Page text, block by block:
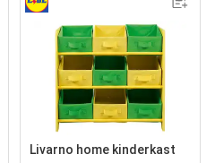
Livarno home kinderkast